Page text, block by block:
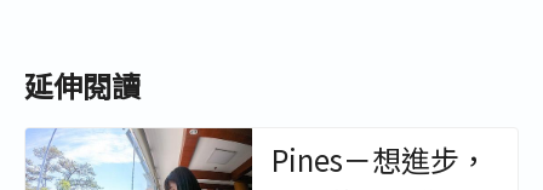
延伸閱讀
Pines－想進步，